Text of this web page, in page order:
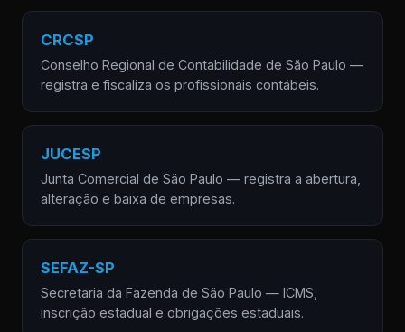
CRCSP
Conselho Regional de Contabilidade de São Paulo —
registra e fiscaliza os profissionais contábeis.
JUCESP
Junta Comercial de São Paulo — registra a abertura,
alteração e baixa de empresas.
SEFAZ-SP
Secretaria da Fazenda de São Paulo — ICMS,
inscrição estadual e obrigações estaduais.